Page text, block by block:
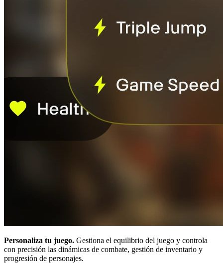
Personaliza tu juego. Gestiona el equilibrio del juego y controla
con precisión las dinámicas de combate, gestión de inventario y
progresión de personajes.